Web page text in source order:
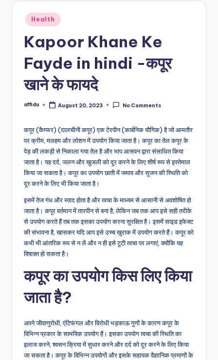
Posted
in
Health
Kapoor Khane Ke
Fayde in hindi -कपूर
खाने के फायदे
Posted
affidu August 20, 2023 No Comments
कपूर (कैम्फर) (दालचीनी कपूर) एक टेरपीन (कार्बनिक यौगिक) है जो आमतौर
पर क्रीम, मलहम और लोशन में उपयोग किया जाता है। कपूर का तेल कपूर के
पेड़ की लकड़ी से निकाला गया तेल है और भाप आसवन द्वारा संसाधित किया
जाता है। यह दर्द, जलन और खुजली को दूर करने के लिए शीर्ष रूप से इस्तेमाल
किया जा सकता है। कपूर का उपयोग छाती में जमाव और सूजन की स्थिति को
दूर करने के लिए भी किया जाता है।
इसमें तेज गंध और स्वाद होता है और त्वचा के माध्यम से आसानी से अवशोषित हो
जाता है। कपूर वर्तमान में तारपीन से बना है, लेकिन जब तक आप इसे सही तरीके
से उपयोग करते हैं तब तक इसका उपयोग करना सुरक्षित है। इसमें साइड इफेक्ट
की संभावना है, खासकर यदि आप इसे उच्च खुराक में उपयोग करते हैं। कपूर को
कभी भी आंतरिक रूप से न लें और न ही इसे टूटी त्वचा पर लगाएं, क्योंकि यह
विषाक्त हो सकता है।
कपूर का उपयोग किस लिए किया
जाता है?
अपने जीवाणुरोधी, एंटिफंगल और विरोधी भड़काऊ गुणों के कारण कपूर के
विभिन्न प्रकार के सामयिक उपयोग हैं। इसका उपयोग त्वचा की स्थिति का
इलाज करने, श्वसन क्रिया में सुधार करने और दर्द को दूर करने के लिए किया
जा सकता है। कपूर के विभिन्न उपयोगों और इसके सहायक वैज्ञानिक प्रमाणों के